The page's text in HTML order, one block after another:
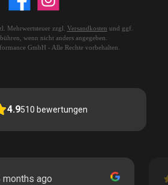
Mehrwertsteuer zzgl. Versandkosten und ggf.
wenn nicht anders angegeben.
GmbH - Alle Rechte vorbehalten.
4.9510 bewertungen
months ago